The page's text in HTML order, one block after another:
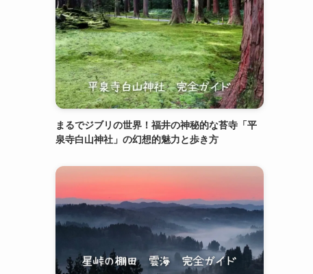
まるでジブリの世界！福井の神秘的な苔寺「平
泉寺白山神社」の幻想的魅力と歩き方